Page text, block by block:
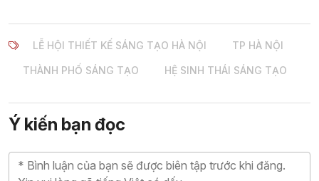
LỄ HỘI THIẾT KẾ SÁNG TẠO HÀ NỘI TP HÀ NỘI
THÀNH PHỐ SÁNG TẠO HỆ SINH THÁI SÁNG TẠO
Ý kiến bạn đọc